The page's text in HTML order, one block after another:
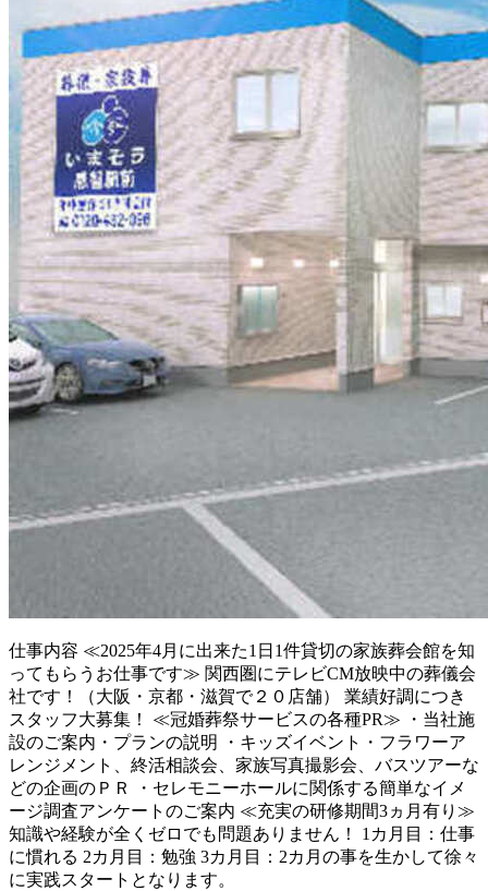
仕事内容 ≪2025年4月に出来た1日1件貸切の家族葬会館を知
ってもらうお仕事です≫ 関西圏にテレビCM放映中の葬儀会
社です！（大阪・京都・滋賀で２０店舗） 業績好調につき
スタッフ大募集！ ≪冠婚葬祭サービスの各種PR≫ ・当社施
設のご案内・プランの説明 ・キッズイベント・フラワーア
レンジメント、終活相談会、家族写真撮影会、バスツアーな
どの企画のＰＲ ・セレモニーホールに関係する簡単なイメ
ージ調査アンケートのご案内 ≪充実の研修期間3ヵ月有り≫
知識や経験が全くゼロでも問題ありません！ 1カ月目：仕事
に慣れる 2カ月目：勉強 3カ月目：2カ月の事を生かして徐々
に実践スタートとなります。